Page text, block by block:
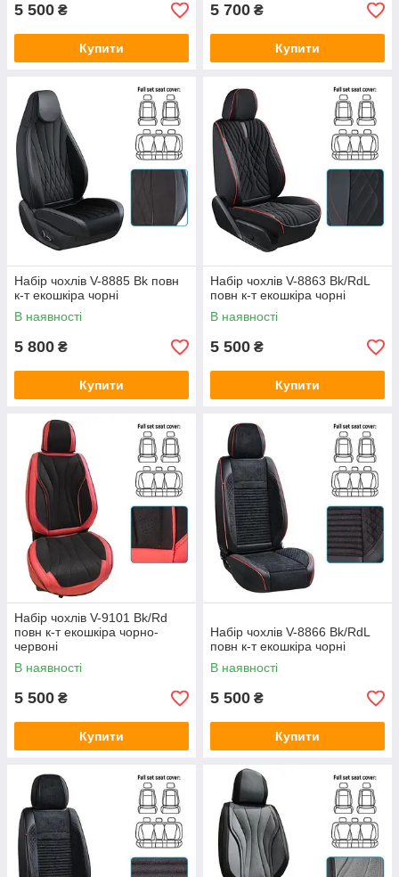
5 500 ₴
Купити
5 700 ₴
Купити
Набір чохлів V-8885 Bk повн
к-т екошкіра чорні
В наявності
5 800 ₴
Купити
Набір чохлів V-8863 Bk/RdL
повн к-т екошкіра чорні
В наявності
5 500 ₴
Купити
Набір чохлів V-9101 Bk/Rd
повн к-т екошкіра чорно-
червоні
В наявності
5 500 ₴
Купити
Набір чохлів V-8866 Bk/RdL
повн к-т екошкіра чорні
В наявності
5 500 ₴
Купити